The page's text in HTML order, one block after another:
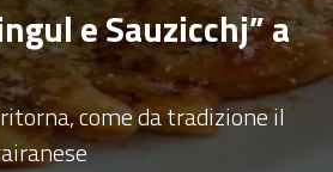
e Sauzicchj” a
come da tradizione il